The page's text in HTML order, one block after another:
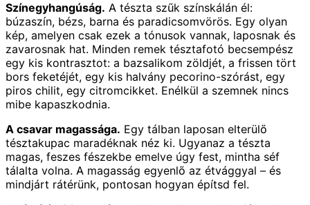
Színegyhangúság. A tészta szűk színskálán él:
búzaszín, bézs, barna és paradicsomvörös. Egy olyan
kép, amelyen csak ezek a tónusok vannak, laposnak és
zavarosnak hat. Minden remek tésztafotó becsempész
egy kis kontrasztot: a bazsalikom zöldjét, a frissen tört
bors feketéjét, egy kis halvány pecorino-szórást, egy
piros chilit, egy citromcikket. Enélkül a szemnek nincs
mibe kapaszkodnia.
A csavar magassága. Egy tálban laposan elterülő
tésztakupac maradéknak néz ki. Ugyanaz a tészta
magas, feszes fészekbe emelve úgy fest, mintha séf
tálalta volna. A magasság egyenlő az étvággyal – és
mindjárt rátérünk, pontosan hogyan építsd fel.